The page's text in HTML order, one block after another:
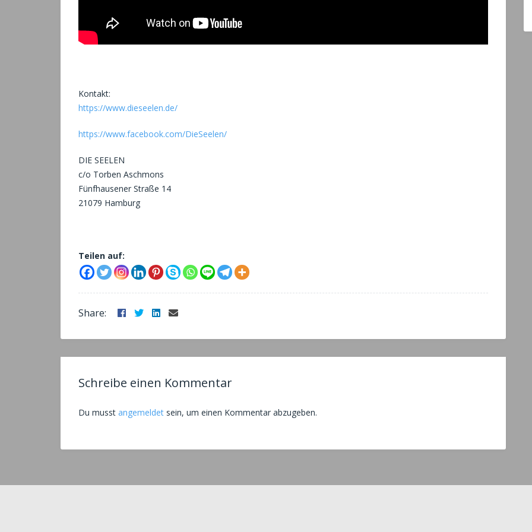
Kontakt:
https://www.dieseelen.de/
https://www.facebook.com/DieSeelen/
DIE SEELEN
c/o Torben Aschmons
Fünfhausener Straße 14
21079 Hamburg
Teilen auf:
Share: Facebook
TwitterLinkedIn
Email
Schreibe einen Kommentar
Du musst angemeldet sein, um einen Kommentar abzugeben.